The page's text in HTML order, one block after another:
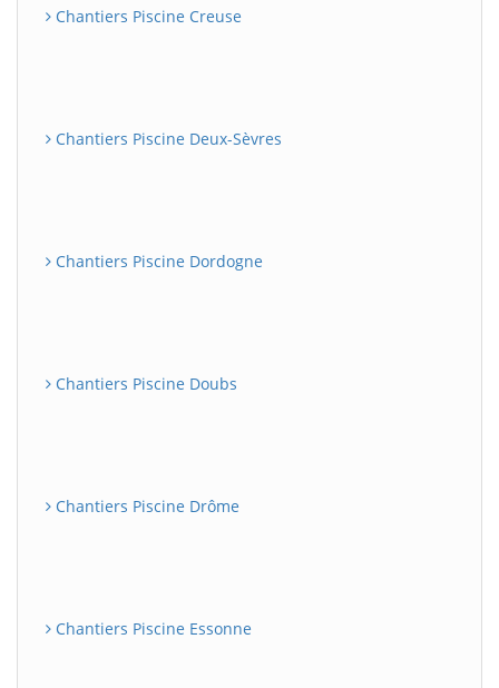
Chantiers Piscine Creuse
Chantiers Piscine Deux-Sèvres
Chantiers Piscine Dordogne
Chantiers Piscine Doubs
Chantiers Piscine Drôme
Chantiers Piscine Essonne